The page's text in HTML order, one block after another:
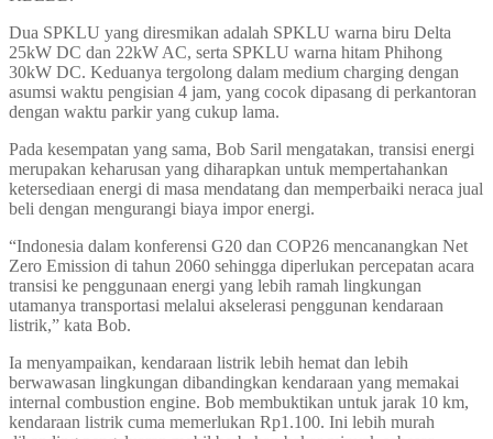
Dua SPKLU yang diresmikan adalah SPKLU warna biru Delta
25kW DC dan 22kW AC, serta SPKLU warna hitam Phihong
30kW DC. Keduanya tergolong dalam medium charging dengan
asumsi waktu pengisian 4 jam, yang cocok dipasang di perkantoran
dengan waktu parkir yang cukup lama.
Pada kesempatan yang sama, Bob Saril mengatakan, transisi energi
merupakan keharusan yang diharapkan untuk mempertahankan
ketersediaan energi di masa mendatang dan memperbaiki neraca jual
beli dengan mengurangi biaya impor energi.
“Indonesia dalam konferensi G20 dan COP26 mencanangkan Net
Zero Emission di tahun 2060 sehingga diperlukan percepatan acara
transisi ke penggunaan energi yang lebih ramah lingkungan
utamanya transportasi melalui akselerasi penggunan kendaraan
listrik,” kata Bob.
Ia menyampaikan, kendaraan listrik lebih hemat dan lebih
berwawasan lingkungan dibandingkan kendaraan yang memakai
internal combustion engine. Bob membuktikan untuk jarak 10 km,
kendaraan listrik cuma memerlukan Rp1.100. Ini lebih murah